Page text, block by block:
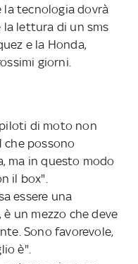
tecnologia dovrà
lettura di un sms
e la Honda,
giorni.
di moto non
che possono
ma in questo modo
il box".
essere una
un mezzo che deve
Sono favorevole,
è".